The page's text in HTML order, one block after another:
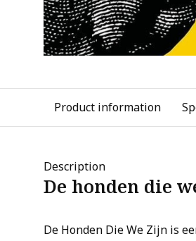
Product information
Description
De honden die
De Honden Die We Zijn is